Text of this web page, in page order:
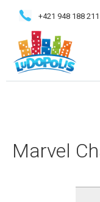
+421 948 188 211
Marvel